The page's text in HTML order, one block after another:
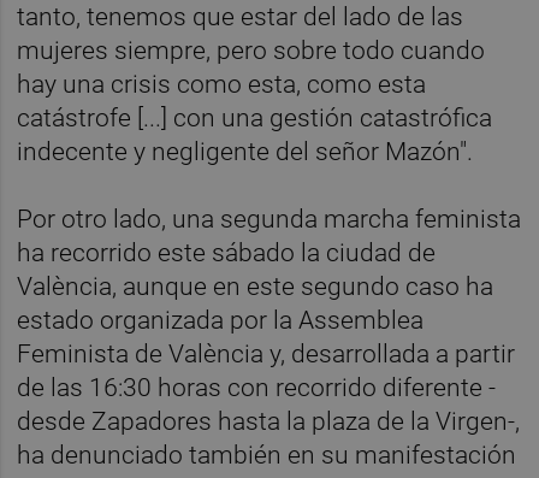
tanto, tenemos que estar del lado de las
mujeres siempre, pero sobre todo cuando
hay una crisis como esta, como esta
catástrofe [...] con una gestión catastrófica
indecente y negligente del señor Mazón".
Por otro lado, una segunda marcha feminista
ha recorrido este sábado la ciudad de
València, aunque en este segundo caso ha
estado organizada por la Assemblea
Feminista de València y, desarrollada a partir
de las 16:30 horas con recorrido diferente -
desde Zapadores hasta la plaza de la Virgen-,
ha denunciado también en su manifestación